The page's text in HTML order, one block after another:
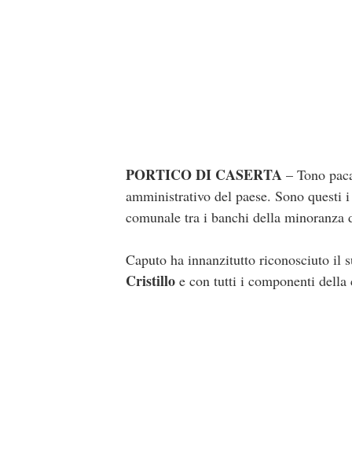
PORTICO DI CASERTA – Tono
amministrativo del paese. Sono
comunale tra i banchi della
Caputo ha innanzitutto riconosciuto il
Cristillo e con tutti i componenti